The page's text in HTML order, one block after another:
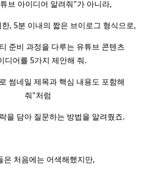
브 아이디어 알려줘"가 아니라,
, 5분 이내의 짧은 브이로그 형식으로,
준비 과정을 다루는 유튜브 콘텐츠
디어를 5가지 제안해 줘.
썸네일 제목과 핵심 내용도 포함해
줘"처럼
을 담아 질문하는 방법을 알려줬죠.
은 처음에는 어색해했지만,